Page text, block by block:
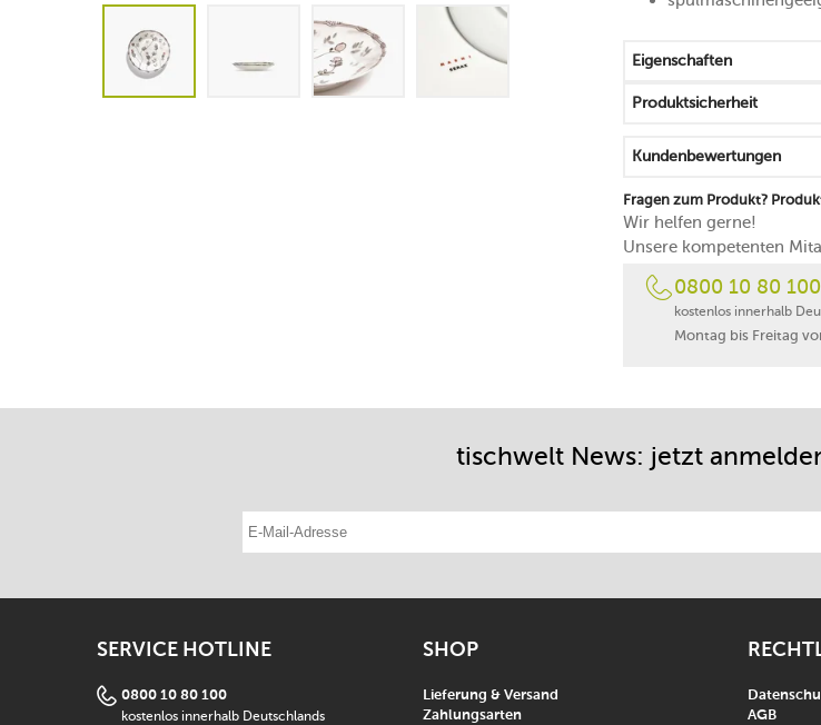
Eigenschaften
Produktsicherheit
Kundenbewertungen
Fragen zum Produkt?
Wir helfen gerne!
Unsere kompetenten
0800 10 80 100
kostenlos innerhalb
Montag bis Freitag
tischwelt News: jetzt
E-Mail-Adresse eintragen
SERVICE HOTLINE
0800 10 80 100
kostenlos innerhalb Deutschlands
SHOP
Lieferung & Versand
Zahlungsarten
AGB